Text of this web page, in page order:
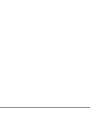
stima nei